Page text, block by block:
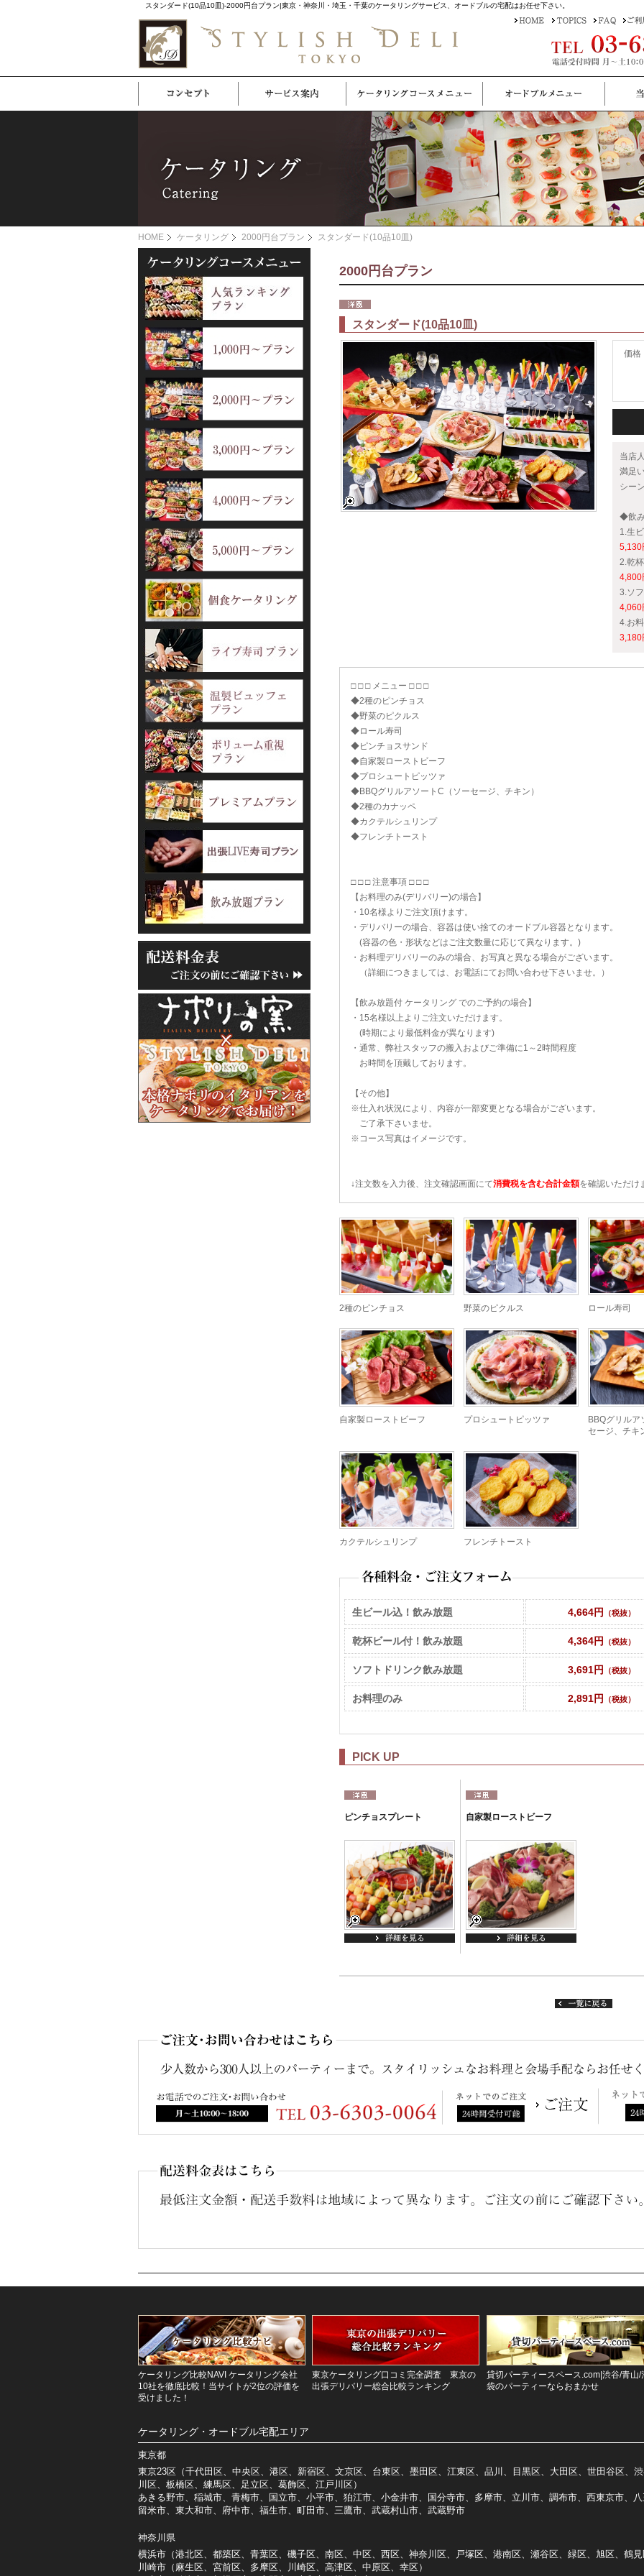
スタンダード(10品10皿)-2000円台プラン|東京・神奈川・埼玉・千葉のケータリングサービス、オードブルの宅配はお任せ下さい。
HOME ケータリング 2000円台プラン スタンダード(10品10皿)
2000円台プラン
スタンダード(10品10皿)
価格
当店
満足
シー
◆飲み
1.生
5,130
2.乾
4,800
3.ソ
4,060
4.お
3,180
□ □ □ メニュー □ □ □
◆2種のピンチョス
◆野菜のピクルス
◆ロール寿司
◆ピンチョスサンド
◆自家製ローストビーフ
◆プロシュートピッツァ
◆BBQグリルアソートC（ソーセージ、チキン）
◆2種のカナッペ
◆カクテルシュリンプ
◆フレンチトースト
□ □ □ 注意事項 □ □ □
【お料理のみ(デリバリー)の場合】
・10名様よりご注文頂けます。
・デリバリーの場合、容器は使い捨てのオードブル容器となります。
(容器の色・形状などはご注文数量に応じて異なります。)
・お料理デリバリーのみの場合、お写真と異なる場合がございます。
（詳細につきましては、お電話にてお問い合わせ下さいませ。）
【飲み放題付 ケータリング でのご予約の場合】
・15名様以上よりご注文いただけます。
(時期により最低料金が異なります)
・通常、弊社スタッフの搬入およびご準備に1～2時間程度
お時間を頂戴しております。
【その他】
※仕入れ状況により、内容が一部変更となる場合がございます。
ご了承下さいませ。
※コース写真はイメージです。
↓注文数を入力後、注文確認画面にて消費税を含む合計金額を確認いただけ
2種のピンチョス 野菜のピクルス ロール寿司
自家製ローストビーフ プロシュートピッツァ
BBQグリルア
セージ、チキ
カクテルシュリンプ フレンチトースト
生ビール込！飲み放題 4,664円 （税抜）
乾杯ビール付！飲み放題 4,364円 （税抜）
ソフトドリンク飲み放題 3,691円 （税抜）
お料理のみ 2,891円 （税抜）
PICK UP
ピンチョスプレート 自家製ローストビーフ
ケータリング比較NAVI ケータリング会社
10社を徹底比較！当サイトが2位の評価を
受けました！
東京ケータリング口コミ完全調査 東京の
出張デリバリー総合比較ランキング
貸切パーティースペース.com|渋谷/青山/
袋のパーティーならおまかせ
ケータリング・オードブル宅配エリア
東京都
東京23区（千代田区、中央区、港区、新宿区、文京区、台東区、墨田区、江東区、品川、目黒区、大田区、世田谷区、
川区、板橋区、練馬区、足立区、葛飾区、江戸川区）
あきる野市、稲城市、青梅市、国立市、小平市、狛江市、小金井市、国分寺市、多摩市、立川市、調布市、西東京市、
留米市、東大和市、府中市、福生市、町田市、三鷹市、武蔵村山市、武蔵野市
神奈川県
横浜市（港北区、都築区、青葉区、磯子区、南区、中区、西区、神奈川区、戸塚区、港南区、瀬谷区、緑区、旭区、鶴
川崎市（麻生区、宮前区、多摩区、川崎区、高津区、中原区、幸区）